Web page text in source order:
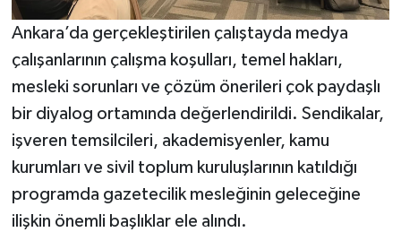
Ankara’da gerçekleştirilen çalıştayda medya
çalışanlarının çalışma koşulları, temel hakları,
mesleki sorunları ve çözüm önerileri çok paydaşlı
bir diyalog ortamında değerlendirildi. Sendikalar,
işveren temsilcileri, akademisyenler, kamu
kurumları ve sivil toplum kuruluşlarının katıldığı
programda gazetecilik mesleğinin geleceğine
ilişkin önemli başlıklar ele alındı.